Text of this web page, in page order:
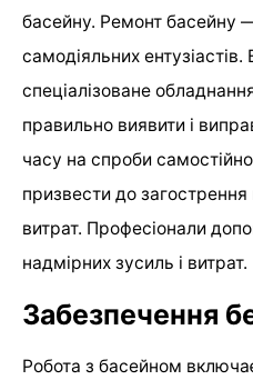
басейну. Ремонт басейну
самодіяльних
спеціалізоване
правильно виявити і
часу на спроби
призвести до
витрат. Професіонали
надмірних зусиль і витрат.
Забезпечення
Робота з басейном